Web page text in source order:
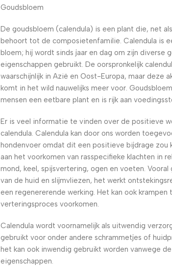
Goudsbloem
De goudsbloem (calendula) is een plant die, net
behoort tot de composietenfamilie. Calendula is
bloem; hij wordt sinds jaar en dag om zijn diverse
eigenschappen gebruikt. De oorspronkelijk
waarschijnlijk in Azië en Oost-Europa, maar deze
komt in het wild nauwelijks meer voor.
mensen een eetbare plant en is rijk aan
Er is veel informatie te vinden over de positieve
calendula. Calendula kan door ons worden
hondenvoer omdat dit een positieve bijdrage zou
aan het voorkomen van rasspecifieke klachten in
mond, keel, spijsvertering, ogen en voeten. Vooral
van de huid en slijmvliezen, het werkt
een regenererende werking. Het kan ook krampen
verteringsproces voorkomen.
Calendula wordt voornamelijk als uitwendig
gebruikt voor onder andere schrammetjes of
het kan ook inwendig gebruikt worden vanwege
eigenschappen.